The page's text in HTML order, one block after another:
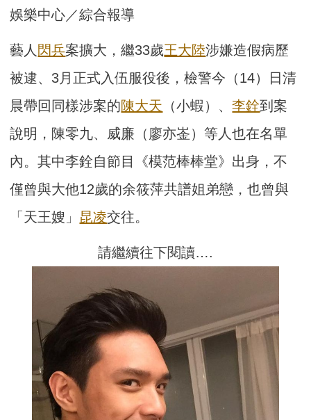
娛樂中心／綜合報導
藝人 閃兵案擴大，繼33歲王大陸涉嫌造假病歷
被逮、3月正式入伍服役後，檢警今（14）日清
晨帶回同樣涉案的陳大天 （小蝦）、李銓到案
說明，陳零九、威廉（廖亦崟）等人也在名單
內。其中李銓自節目《模范棒棒堂》出身，不
僅曾與大他12歲的余筱萍共譜姐弟戀，也曾與
「天王嫂」 昆凌交往。
請繼續往下閱讀….